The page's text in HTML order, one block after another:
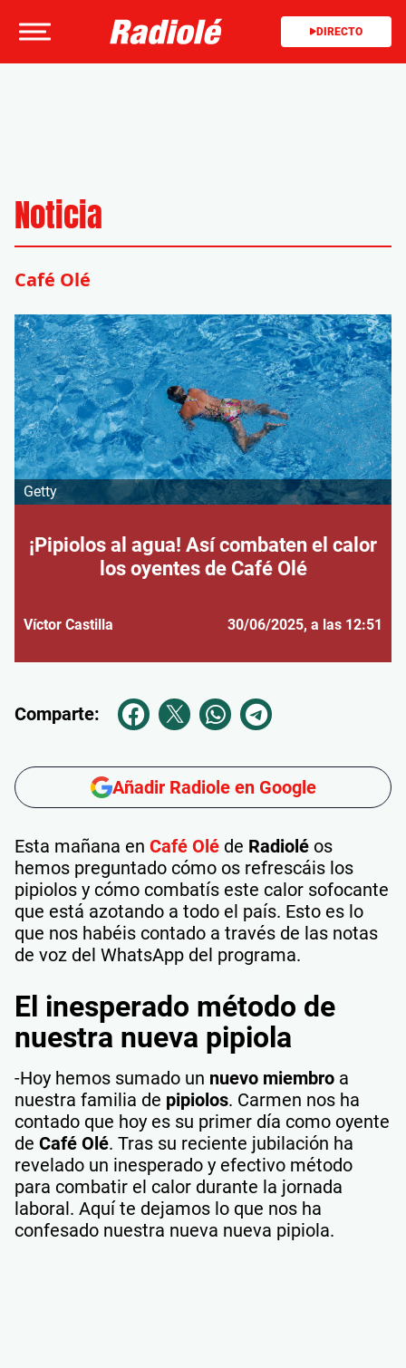
DIRECTO
Noticia
Café Olé
Getty
¡Pipiolos al agua! Así combaten el calor
los oyentes de Café Olé
Víctor Castilla 30/06/2025, a las 12:51
Comparte:
Añadir Radiole en Google
Esta mañana en Café Olé de Radiolé os
hemos preguntado cómo os refrescáis los
pipiolos y cómo combatís este calor sofocante
que está azotando a todo el país. Esto es lo
que nos habéis contado a través de las notas
de voz del WhatsApp del programa.
El inesperado método de
nuestra nueva pipiola
-Hoy hemos sumado un nuevo miembro a
nuestra familia de pipiolos. Carmen nos ha
contado que hoy es su primer día como oyente
de Café Olé. Tras su reciente jubilación ha
revelado un inesperado y efectivo método
para combatir el calor durante la jornada
laboral. Aquí te dejamos lo que nos ha
confesado nuestra nueva nueva pipiola.